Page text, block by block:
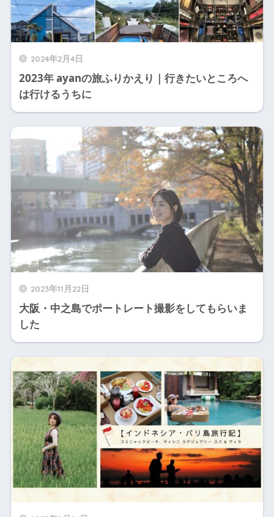
2024年2月4日
2023年 ayanの旅ふりかえり｜行きたいところへ
は行けるうちに
2023年11月22日
大阪・中之島でポートレート撮影をしてもらいま
した